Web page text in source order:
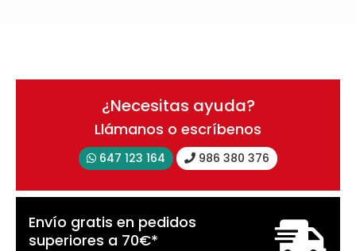
¿Necesitas ayuda?
Llámanos o escríbenos
647 123 164 986 380 376
Envío gratis en pedidos
superiores a 70€*